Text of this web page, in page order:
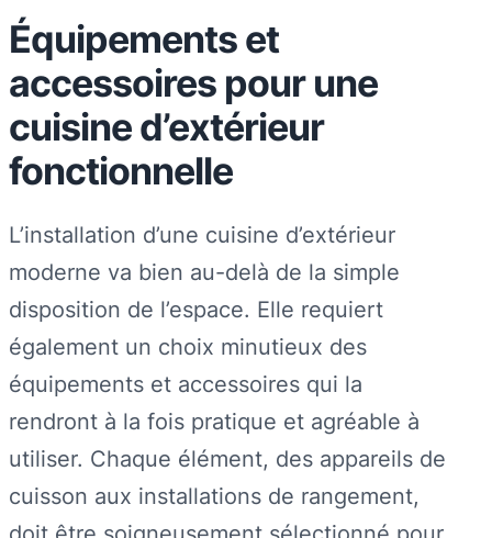
Équipements et
accessoires pour une
cuisine d’extérieur
fonctionnelle
L’installation d’une cuisine d’extérieur
moderne va bien au-delà de la simple
disposition de l’espace. Elle requiert
également un choix minutieux des
équipements et accessoires qui la
rendront à la fois pratique et agréable à
utiliser. Chaque élément, des appareils de
cuisson aux installations de rangement,